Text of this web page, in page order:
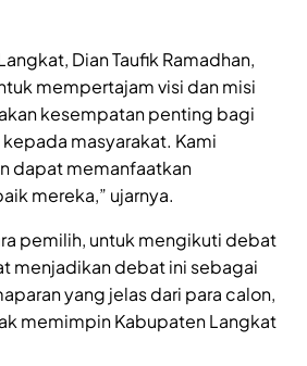
Dian Taufik Ramadhan,
mempertajam visi dan misi
kesempatan penting bagi
masyarakat. Kami
dapat memanfaatkan
mereka,” ujarnya.
pemilih, untuk mengikuti debat
menjadikan debat ini sebagai
yang jelas dari para calon,
memimpin Kabupaten Langkat